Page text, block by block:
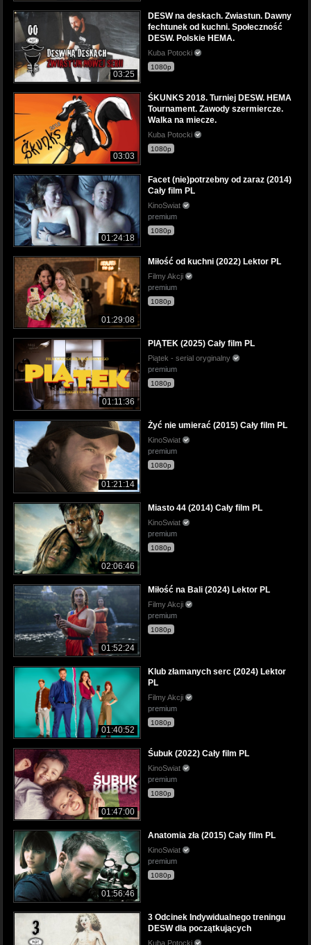
03:25
DESW na deskach. Zwiastun. Dawny
fechtunek od kuchni. Społeczność
DESW. Polskie HEMA.
Kuba Potocki
1080p
03:03
ŚKUNKS 2018. Turniej DESW. HEMA
Tournament. Zawody szermiercze.
Walka na miecze.
Kuba Potocki
1080p
01:24:18
Facet (nie)potrzebny od zaraz (2014)
Cały film PL
KinoSwiat
premium
1080p
01:29:08
Miłość od kuchni (2022) Lektor PL
Filmy Akcji
premium
1080p
01:11:36
PIĄTEK (2025) Cały film PL
Piątek - serial oryginalny
premium
1080p
01:21:14
Żyć nie umierać (2015) Cały film PL
KinoSwiat
premium
1080p
02:06:46
Miasto 44 (2014) Cały film PL
KinoSwiat
premium
1080p
01:52:24
Miłość na Bali (2024) Lektor PL
Filmy Akcji
premium
1080p
01:40:52
Klub złamanych serc (2024) Lektor
PL
Filmy Akcji
premium
1080p
01:47:00
Śubuk (2022) Cały film PL
KinoSwiat
premium
1080p
01:56:46
Anatomia zła (2015) Cały film PL
KinoSwiat
premium
1080p
3 Odcinek Indywidualnego treningu
DESW dla początkujących
Kuba Potocki